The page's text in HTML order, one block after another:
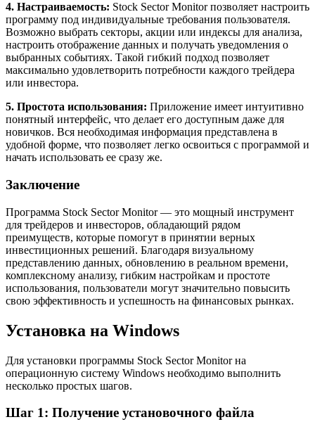
4. Настраиваемость: Stock Sector Monitor позволяет настроить
программу под индивидуальные требования пользователя.
Возможно выбрать секторы, акции или индексы для анализа,
настроить отображение данных и получать уведомления о
выбранных событиях. Такой гибкий подход позволяет
максимально удовлетворить потребности каждого трейдера
или инвестора.
5. Простота использования: Приложение имеет интуитивно
понятный интерфейс, что делает его доступным даже для
новичков. Вся необходимая информация представлена в
удобной форме, что позволяет легко освоиться с программой и
начать использовать ее сразу же.
Заключение
Программа Stock Sector Monitor — это мощный инструмент
для трейдеров и инвесторов, обладающий рядом
преимуществ, которые помогут в принятии верных
инвестиционных решений. Благодаря визуальному
представлению данных, обновлению в реальном времени,
комплексному анализу, гибким настройкам и простоте
использования, пользователи могут значительно повысить
свою эффективность и успешность на финансовых рынках.
Установка на Windows
Для установки программы Stock Sector Monitor на
операционную систему Windows необходимо выполнить
несколько простых шагов.
Шаг 1: Получение установочного файла